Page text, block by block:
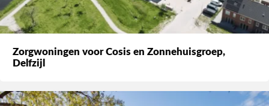
Zorgwoningen voor Cosis en Zonnehuisgroep,
Delfzijl